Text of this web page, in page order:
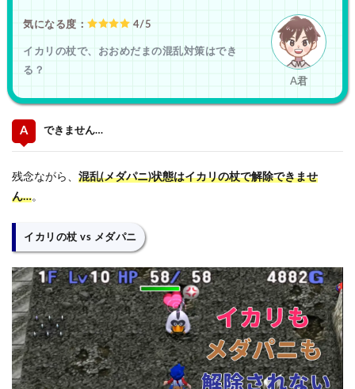
A君
気になる度： 4/5
イカリの杖で、おおめだまの混乱対策はでき
る？
できません…
残念ながら、 混乱(メダパニ)状態はイカリの杖で解除できませ
ん…。
イカリの杖 vs メダパニ